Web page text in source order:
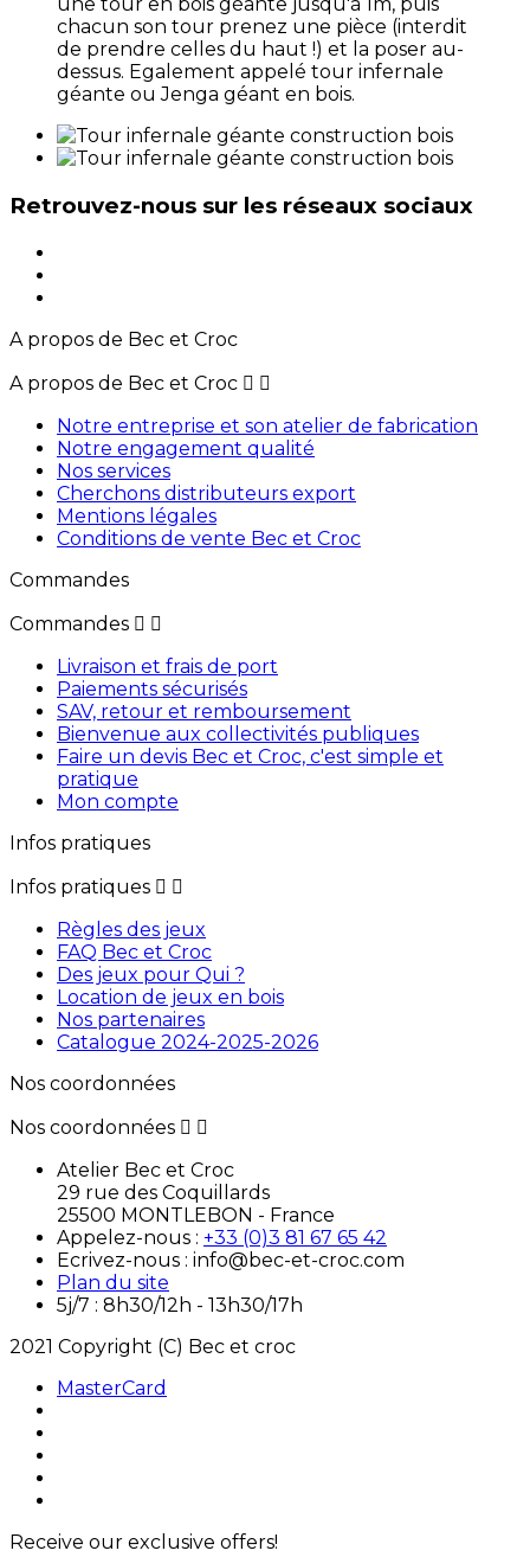
une tour en bois géante jusqu'à 1m, puis
chacun son tour prenez une pièce (interdit
de prendre celles du haut !) et la poser au-
dessus. Egalement appelé tour infernale
géante ou Jenga géant en bois.
Retrouvez-nous sur les réseaux sociaux
A propos de Bec et Croc
A propos de Bec et Croc  
Notre entreprise et son atelier de fabrication
Notre engagement qualité
Nos services
Cherchons distributeurs export
Mentions légales
Conditions de vente Bec et Croc
Commandes
Commandes  
Livraison et frais de port
Paiements sécurisés
SAV, retour et remboursement
Bienvenue aux collectivités publiques
Faire un devis Bec et Croc, c'est simple et
pratique
Mon compte
Infos pratiques
Infos pratiques  
Règles des jeux
FAQ Bec et Croc
Des jeux pour Qui ?
Location de jeux en bois
Nos partenaires
Catalogue 2024-2025-2026
Nos coordonnées
Nos coordonnées  
Atelier Bec et Croc
29 rue des Coquillards
25500 MONTLEBON - France
Appelez-nous : +33 (0)3 81 67 65 42
Ecrivez-nous : info@bec-et-croc.com
Plan du site
5j/7 : 8h30/12h - 13h30/17h
2021 Copyright (C) Bec et croc
MasterCard
Receive our exclusive offers!